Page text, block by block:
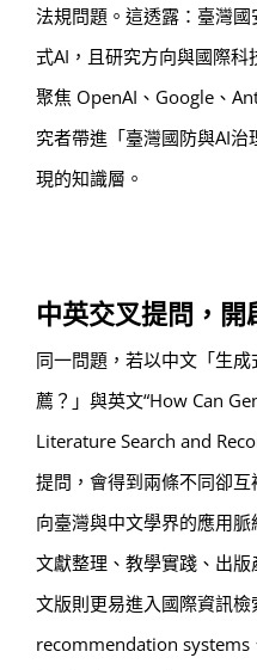
法規問題。這透露：臺灣
式AI，且研究方向與國際
聚焦 OpenAI、Google、
究者帶進「臺灣國防與AI
現的知識層。
中英交叉提問，開
同一問題，若以中文「生
薦？」與英文“How Can
Literature Search and
提問，會得到兩條不同卻
向臺灣與中文學界的應用
文獻整理、教學實踐、出
文版則更易進入國際資訊
recommendation